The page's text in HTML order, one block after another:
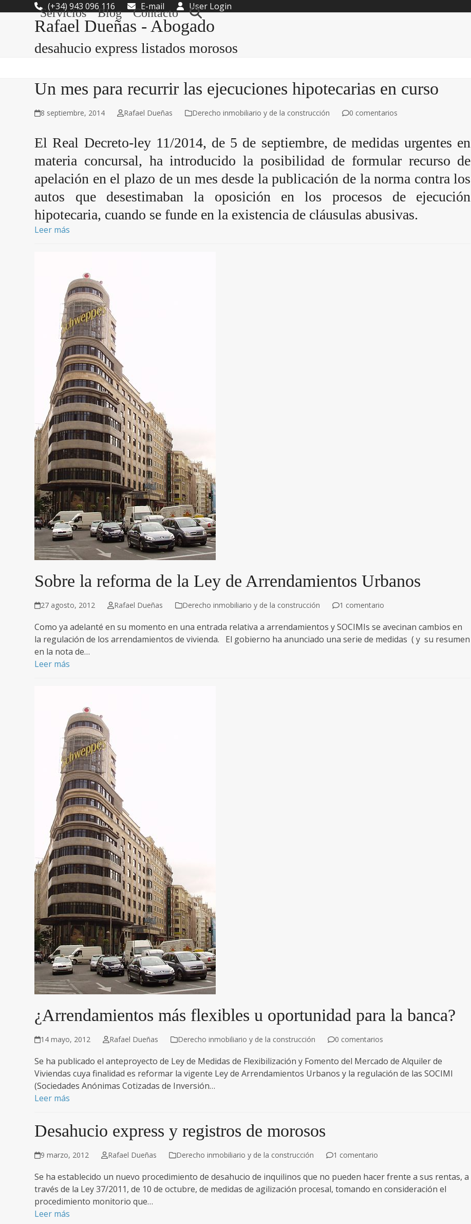
(+34) 943 096 116 E-mail User Login
Rafael Dueñas - Abogado
Servicios Blog Contacto
desahucio express listados morosos
Un mes para recurrir las ejecuciones hipotecarias en curso
8 septiembre, 2014 Rafael Dueñas Derecho inmobiliario y de la construcción 0 comentarios
El Real Decreto-ley 11/2014, de 5 de septiembre, de medidas urgentes en
materia concursal, ha introducido la posibilidad de formular recurso de
apelación en el plazo de un mes desde la publicación de la norma contra los
autos que desestimaban la oposición en los procesos de ejecución
hipotecaria, cuando se funde en la existencia de cláusulas abusivas.
Leer más
Sobre la reforma de la Ley de Arrendamientos Urbanos
27 agosto, 2012 Rafael Dueñas Derecho inmobiliario y de la construcción 1 comentario
Como ya adelanté en su momento en una entrada relativa a arrendamientos y SOCIMIs se avecinan cambios en
la regulación de los arrendamientos de vivienda. El gobierno ha anunciado una serie de medidas ( y su resumen
en la nota de…
Leer más
¿Arrendamientos más flexibles u oportunidad para la banca?
14 mayo, 2012 Rafael Dueñas Derecho inmobiliario y de la construcción 0 comentarios
Se ha publicado el anteproyecto de Ley de Medidas de Flexibilización y Fomento del Mercado de Alquiler de
Viviendas cuya finalidad es reformar la vigente Ley de Arrendamientos Urbanos y la regulación de las SOCIMI
(Sociedades Anónimas Cotizadas de Inversión…
Leer más
Desahucio express y registros de morosos
9 marzo, 2012 Rafael Dueñas Derecho inmobiliario y de la construcción 1 comentario
Se ha establecido un nuevo procedimiento de desahucio de inquilinos que no pueden hacer frente a sus rentas, a
través de la Ley 37/2011, de 10 de octubre, de medidas de agilización procesal, tomando en consideración el
procedimiento monitorio que…
Leer más